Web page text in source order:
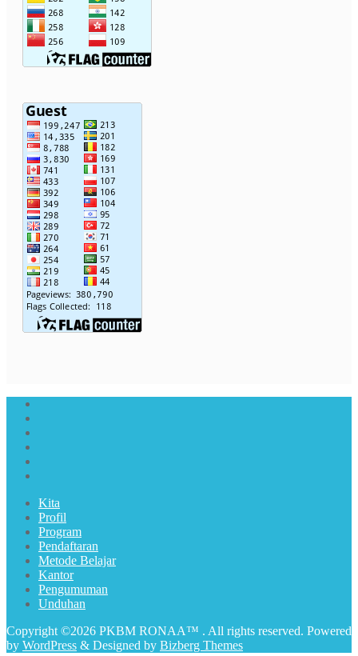
Kita
Profil
Program
Pendaftaran
Metode Belajar
Kantor
Pengumuman
Unduhan
Copyright ©2026 PKBM RONAA™ . All rights reserved. Powered
by WordPress & Designed by Bizberg Themes